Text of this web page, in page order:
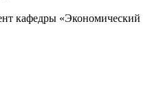
кафедры «Экономический